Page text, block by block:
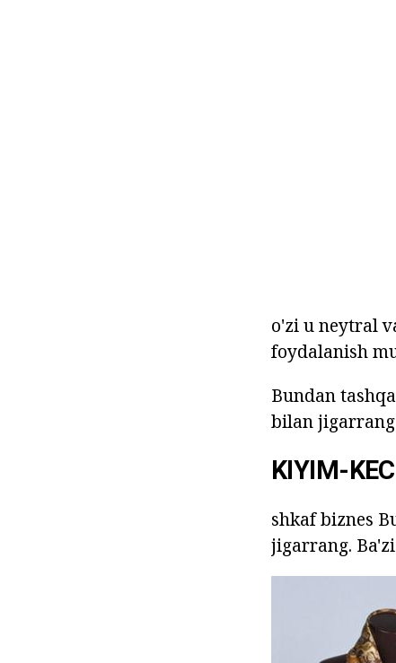
o'zi u neytral
foydalanish
Bundan
bilan
KIYIM-
shkaf biznes
jigarrang.